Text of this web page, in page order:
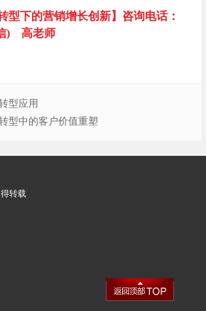
型下的营销增长创新】咨询电话：
) 高老师
型应用
型中的客户价值重塑
转载